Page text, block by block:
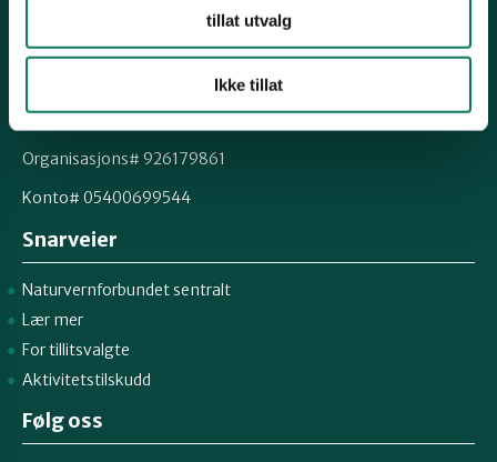
tillat utvalg
Ikke tillat
Fylkesleder Kjell M. Derås
finnmark@naturvernforbundet.no
Organisasjons# 926179861
Konto# 05400699544
Snarveier
Naturvernforbundet sentralt
Lær mer
For tillitsvalgte
Aktivitetstilskudd
Følg oss